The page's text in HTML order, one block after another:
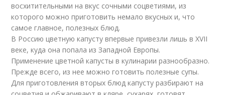
восхитительными на вкус сочными соцветиями, из
которого можно приготовить немало вкусных и, что
самое главное, полезных блюд.
В Россию цветную капусту впервые привезли лишь в XVII
веке, куда она попала из Западной Европы.
Применение цветной капусты в кулинарии разнообразно.
Прежде всего, из нее можно готовить полезные супы.
Для приготовления вторых блюд капусту разбирают на